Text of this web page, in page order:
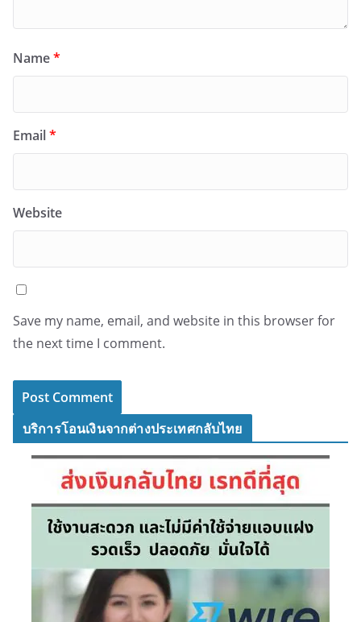
Name*
Email*
Website
Save my name, email, and website in this browser for
the next time I comment.
บริการโอนเงินจากต่างประเทศกลับไทย